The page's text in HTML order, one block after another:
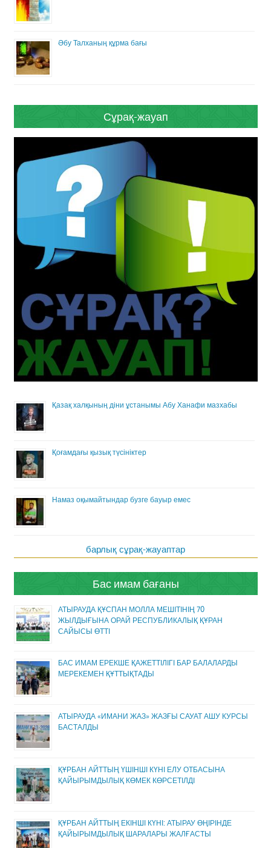
Әбу Талханың құрма бағы
Сұрақ-жауап
Қазақ халқының діни ұстанымы Абу Ханафи мазхабы
Қоғамдағы қызық түсініктер
Намаз оқымайтындар бузге бауыр емес
барлық сұрақ-жауаптар
Бас имам бағаны
АТЫРАУДА ҚҰСПАН МОЛЛА МЕШІТІНІҢ 70
ЖЫЛДЫҒЫНА ОРАЙ РЕСПУБЛИКАЛЫҚ ҚҰРАН
САЙЫСЫ ӨТТІ
БАС ИМАМ ЕРЕКШЕ ҚАЖЕТТІЛІГІ БАР БАЛАЛАРДЫ
МЕРЕКЕМЕН ҚҰТТЫҚТАДЫ
АТЫРАУДА «ИМАНИ ЖАЗ» ЖАЗҒЫ САУАТ АШУ КУРСЫ
БАСТАЛДЫ
ҚҰРБАН АЙТТЫҢ ҮШІНШІ КҮНІ ЕЛУ ОТБАСЫНА
ҚАЙЫРЫМДЫЛЫҚ КӨМЕК КӨРСЕТІЛДІ
ҚҰРБАН АЙТТЫҢ ЕКІНШІ КҮНІ: АТЫРАУ ӨҢІРІНДЕ
ҚАЙЫРЫМДЫЛЫҚ ШАРАЛАРЫ ЖАЛҒАСТЫ